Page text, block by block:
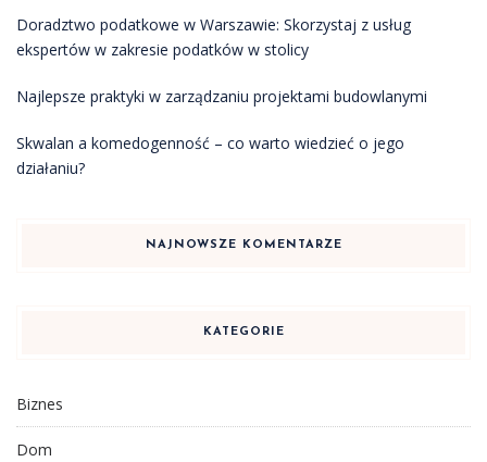
Doradztwo podatkowe w Warszawie: Skorzystaj z usług
ekspertów w zakresie podatków w stolicy
Najlepsze praktyki w zarządzaniu projektami budowlanymi
Skwalan a komedogenność – co warto wiedzieć o jego
działaniu?
NAJNOWSZE KOMENTARZE
KATEGORIE
Biznes
Dom